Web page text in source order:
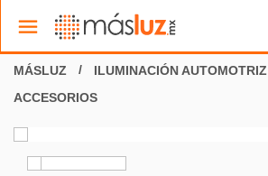
ILUMINACIÓN AUTOMOTRIZ
ACCESORIOS